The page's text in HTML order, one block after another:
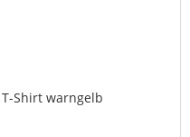
Shirt warngelb